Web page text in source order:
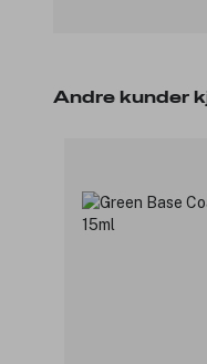
Andre kunder